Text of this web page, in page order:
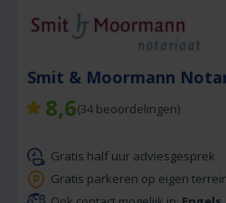
Smit & Moormann
8,6(34 beoordelingen)
Gratis half uur adviesgesprek
Gratis parkeren op eigen